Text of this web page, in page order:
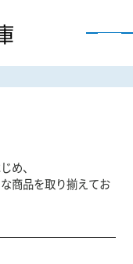
グのご案内
め、
商品を取り揃えてお